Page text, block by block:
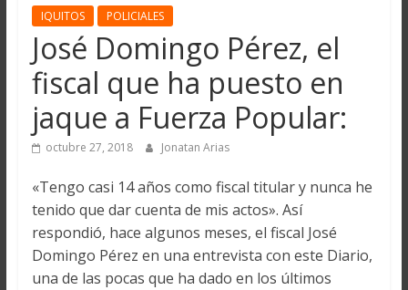
IQUITOS POLICIALES
José Domingo Pérez, el
fiscal que ha puesto en
jaque a Fuerza Popular:
octubre 27, 2018 Jonatan Arias
«Tengo casi 14 años como fiscal titular y nunca he
tenido que dar cuenta de mis actos». Así
respondió, hace algunos meses, el fiscal José
Domingo Pérez en una entrevista con este Diario,
una de las pocas que ha dado en los últimos